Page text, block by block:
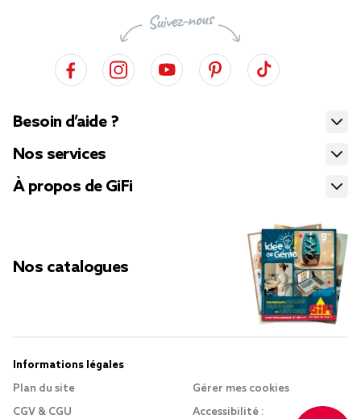
Besoin d’aide ?
Nos services
À propos de GiFi
Nos catalogues
Informations légales
Plan du site
CGV & CGU
Gérer mes cookies
Accessibilité :